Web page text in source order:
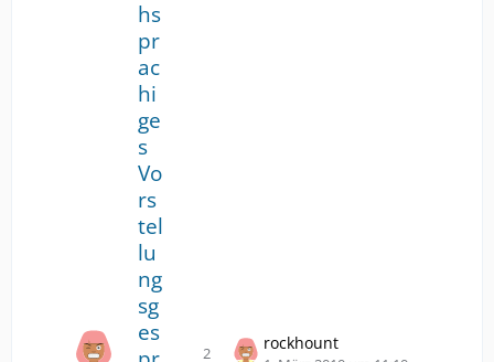
hs
pr
ac
hi
ge
s
Vo
rs
tel
lu
ng
sg
es
2 rockhount